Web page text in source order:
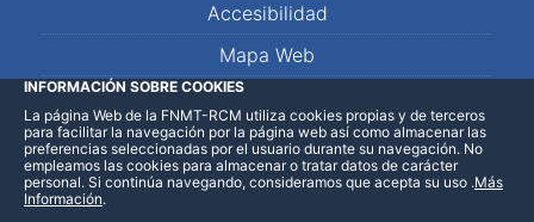
Accesibilidad
Mapa Web
LinkedInFacebookWhatsApp
INFORMACIÓN SOBRE COOKIES
La página Web de la FNMT-RCM utiliza cookies propias y de terceros
para facilitar la navegación por la página web así como almacenar las
preferencias seleccionadas por el usuario durante su navegación. No
empleamos las cookies para almacenar o tratar datos de carácter
personal. Si continúa navegando, consideramos que acepta su uso .Más
Información.